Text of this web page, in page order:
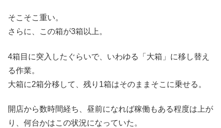
そこそこ重い。
さらに、この箱が3箱以上。
4箱目に突入したぐらいで、いわゆる「大箱」に移し替え
る作業。
大箱に2箱分移して、残り1箱はそのままそこに乗せる。
開店から数時間経ち、昼前になれば稼働もある程度は上が
り、何台かはこの状況になっていた。